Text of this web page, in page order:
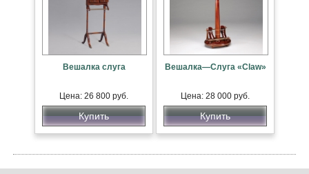
Вешалка слуга
Цена: 26 800 руб.
Купить
Вешалка—Слуга «Claw»
Цена: 28 000 руб.
Купить